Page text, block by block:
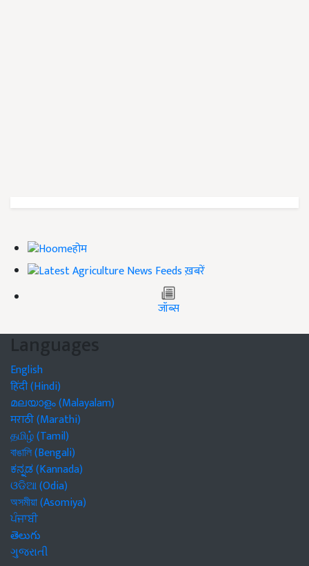
होम
ख़बरें
जॉब्स
Languages
English
हिंदी (Hindi)
മലയാളം (Malayalam)
मराठी (Marathi)
தமிழ் (Tamil)
বাঙালি (Bengali)
ಕನ್ನಡ (Kannada)
ଓଡିଆ (Odia)
অসমীয়া (Asomiya)
ਪੰਜਾਬੀ
తెలుగు
ગુજરાતી